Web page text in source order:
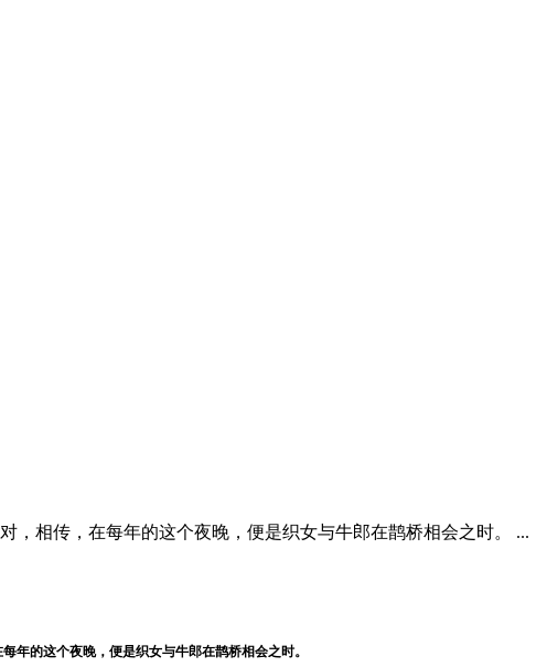
，相传，在每年的这个夜晚，便是织女与牛郎在鹊桥相会之时。 ...
年的这个夜晚， 便是织女与牛郎在鹊桥相会之时。